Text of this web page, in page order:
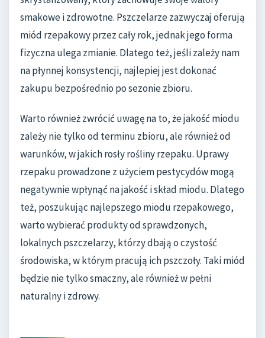
smakowe i zdrowotne. Pszczelarze zazwyczaj oferują
miód rzepakowy przez cały rok, jednak jego forma
fizyczna ulega zmianie. Dlatego też, jeśli zależy nam
na płynnej konsystencji, najlepiej jest dokonać
zakupu bezpośrednio po sezonie zbioru.
Warto również zwrócić uwagę na to, że jakość miodu
zależy nie tylko od terminu zbioru, ale również od
warunków, w jakich rosły rośliny rzepaku. Uprawy
rzepaku prowadzone z użyciem pestycydów mogą
negatywnie wpłynąć na jakość i skład miodu. Dlatego
też, poszukując najlepszego miodu rzepakowego,
warto wybierać produkty od sprawdzonych,
lokalnych pszczelarzy, którzy dbają o czystość
środowiska, w którym pracują ich pszczoły. Taki miód
będzie nie tylko smaczny, ale również w pełni
naturalny i zdrowy.